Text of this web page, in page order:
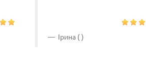
Ірина ( )